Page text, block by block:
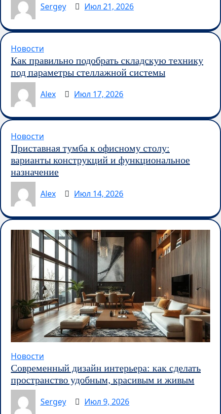
Sergey
Июл 21, 2026
Новости
Как правильно подобрать складскую технику
под параметры стеллажной системы
Alex
Июл 17, 2026
Новости
Приставная тумба к офисному столу:
варианты конструкций и функциональное
назначение
Alex
Июл 14, 2026
Новости
Современный дизайн интерьера: как сделать
пространство удобным, красивым и живым
Sergey
Июл 9, 2026